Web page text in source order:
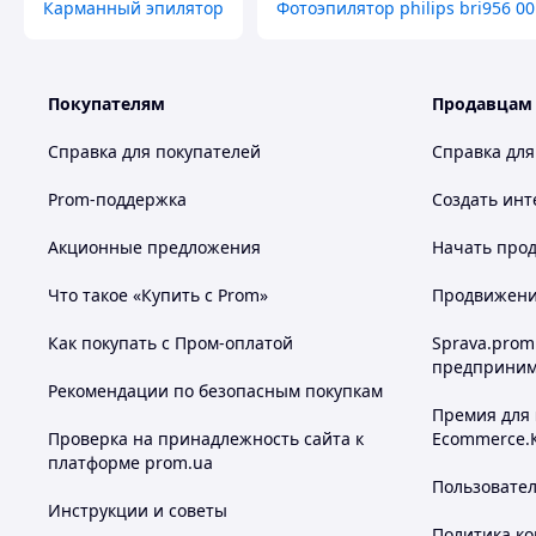
После полной зарядки она может работать
Карманный эпилятор Фотоэпилятор philips bri956 00
Покупателям
Справка для покупателей
Prom-поддержка
Акционные предложения
Что такое «Купить с Prom»
Как покупать с Пром-оплатой
Рекомендации по безопасным покупкам
Проверка на принадлежность сайта к
платформе prom.ua
Инструкции и советы
Продавцам
Справка
Создать
Начать
Премия для